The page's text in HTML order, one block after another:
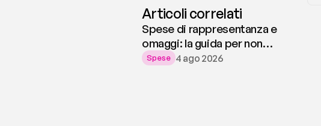
Articoli correlati
Spese di rappresentanza e
omaggi: la guida per non
rischiare sanzioni
Spese 4 ago 2026